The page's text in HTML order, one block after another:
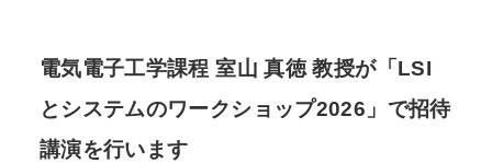
電気電子工学課程 室山 真徳 教授が「LSI
とシステムのワークショップ2026」で招待
講演を行います